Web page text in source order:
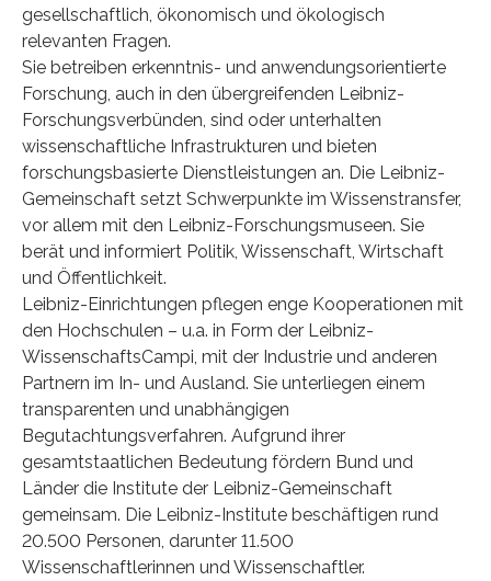
gesellschaftlich, ökonomisch und ökologisch
relevanten Fragen.
Sie betreiben erkenntnis- und anwendungsorientierte
Forschung, auch in den übergreifenden Leibniz-
Forschungsverbünden, sind oder unterhalten
wissenschaftliche Infrastrukturen und bieten
forschungsbasierte Dienstleistungen an. Die Leibniz-
Gemeinschaft setzt Schwerpunkte im Wissenstransfer,
vor allem mit den Leibniz-Forschungsmuseen. Sie
berät und informiert Politik, Wissenschaft, Wirtschaft
und Öffentlichkeit.
Leibniz-Einrichtungen pflegen enge Kooperationen mit
den Hochschulen – u.a. in Form der Leibniz-
WissenschaftsCampi, mit der Industrie und anderen
Partnern im In- und Ausland. Sie unterliegen einem
transparenten und unabhängigen
Begutachtungsverfahren. Aufgrund ihrer
gesamtstaatlichen Bedeutung fördern Bund und
Länder die Institute der Leibniz-Gemeinschaft
gemeinsam. Die Leibniz-Institute beschäftigen rund
20.500 Personen, darunter 11.500
Wissenschaftlerinnen und Wissenschaftler.